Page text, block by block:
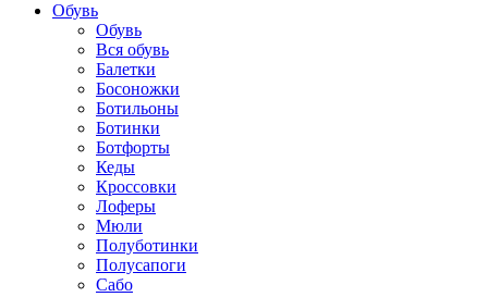
Обувь
Обувь
Вся обувь
Балетки
Босоножки
Ботильоны
Ботинки
Ботфорты
Кеды
Кроссовки
Лоферы
Мюли
Полуботинки
Полусапоги
Сабо